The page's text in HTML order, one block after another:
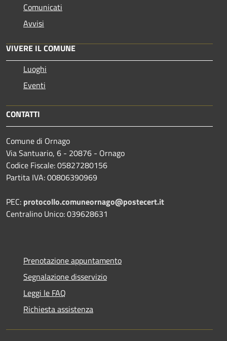
Comunicati
Avvisi
VIVERE IL COMUNE
Luoghi
Eventi
CONTATTI
Comune di Ornago
Via Santuario, 6 - 20876 - Ornago
Codice Fiscale: 05827280156
Partita IVA: 00806390969
PEC: protocollo.comuneornago@postecert.it
Centralino Unico: 039628631
Prenotazione appuntamento
Segnalazione disservizio
Leggi le FAQ
Richiesta assistenza